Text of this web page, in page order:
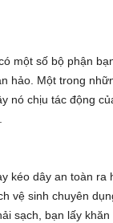
một số bộ phận
hảo. Một trong
nó chịu tác động
kéo dây an toàn
vệ sinh chuyên
sạch, bạn lấy